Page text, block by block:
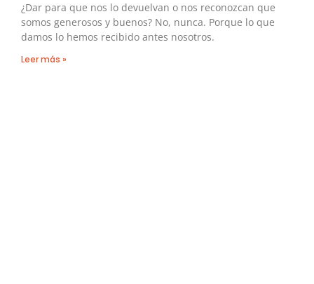
¿Dar para que nos lo devuelvan o nos reconozcan que
somos generosos y buenos? No, nunca. Porque lo que
damos lo hemos recibido antes nosotros.
Leer más »